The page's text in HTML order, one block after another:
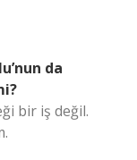
da
bir iş değil.